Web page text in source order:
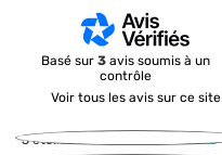
Basé sur 3 avis soumis à un
contrôle
Voir tous les avis sur ce site
5étoiles